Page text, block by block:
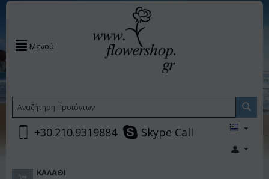
Μενού
+30.210.9319884 Skype Call
ΚΑΛΆΘΙ